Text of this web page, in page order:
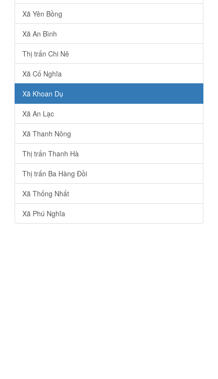
Xã Yên Bồng
Xã An Bình
Thị trấn Chi Nê
Xã Cố Nghĩa
Xã Khoan Dụ
Xã An Lạc
Xã Thanh Nông
Thị trấn Thanh Hà
Thị trấn Ba Hàng Đồi
Xã Thống Nhất
Xã Phú Nghĩa